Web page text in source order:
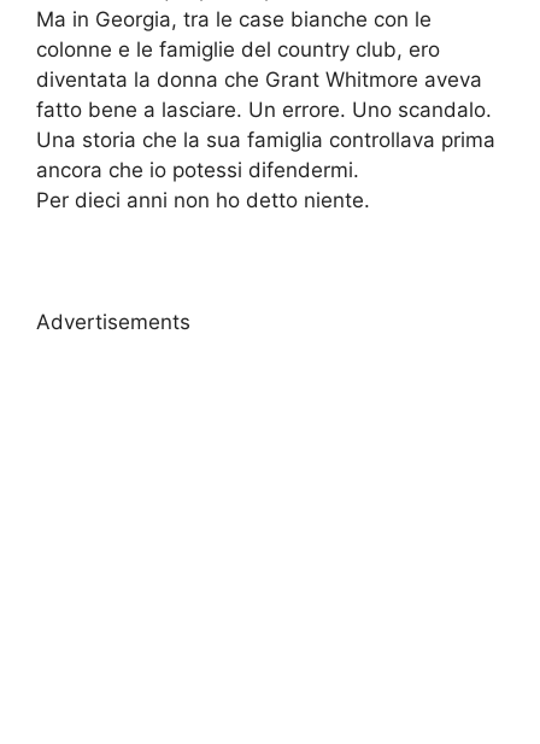
Ma in Georgia, tra le case bianche con le
colonne e le famiglie del country club, ero
diventata la donna che Grant Whitmore aveva
fatto bene a lasciare. Un errore. Uno scandalo.
Una storia che la sua famiglia controllava prima
ancora che io potessi difendermi.
Per dieci anni non ho detto niente.
Advertisements